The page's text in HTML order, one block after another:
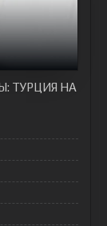
ТУРЦИЯ НА